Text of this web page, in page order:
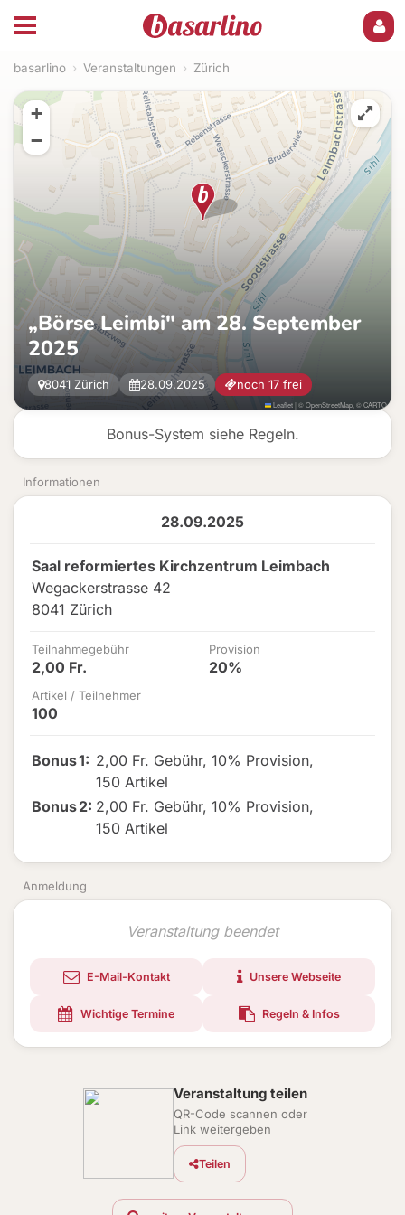
basarlino › Veranstaltungen › Zürich
Bonus-System siehe Regeln.
Informationen
Anmeldung
28.09.2025
Saal reformiertes Kirchzentrum Leimbach
Wegackerstrasse 42
8041 Zürich
Teilnahmegebühr
2,00 Fr.
Provision
20%
Artikel / Teilnehmer
100
Bonus1: 2,00 Fr. Gebühr, 10% Provision,
150 Artikel
Bonus2: 2,00 Fr. Gebühr, 10% Provision,
150 Artikel
Veranstaltung beendet
E-Mail-Kontakt Unsere Webseite
Wichtige Termine Regeln & Infos
„Börse Leimbi" am 28. September
2025
8041 Zürich 28.09.2025 noch 17 frei
+
−
Leaflet|©OpenStreetMap , ©CARTO
Veranstaltung teilen
QR-Code scannen oder
Link weitergeben
Teilen